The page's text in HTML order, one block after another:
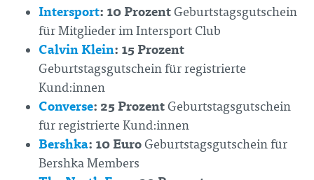
Intersport: 10 ProzentGeburtstagsgutschein
für Mitglieder im Intersport Club
Calvin Klein: 15 Prozent
Geburtstagsgutschein für registrierte
Kund:innen
Converse: 25 ProzentGeburtstagsgutschein
für registrierte Kund:innen
Bershka: 10 EuroGeburtstagsgutschein für
Bershka Members